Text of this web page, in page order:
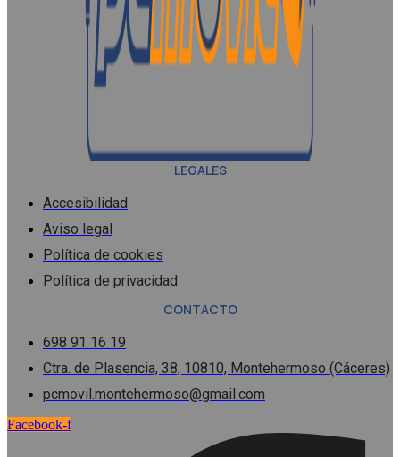
LEGALES
Accesibilidad
Aviso legal
Política de cookies
Política de privacidad
CONTACTO
698 91 16 19
Ctra. de Plasencia, 38, 10810, Montehermoso (Cáceres)
pcmovil.montehermoso@gmail.com
Facebook-f